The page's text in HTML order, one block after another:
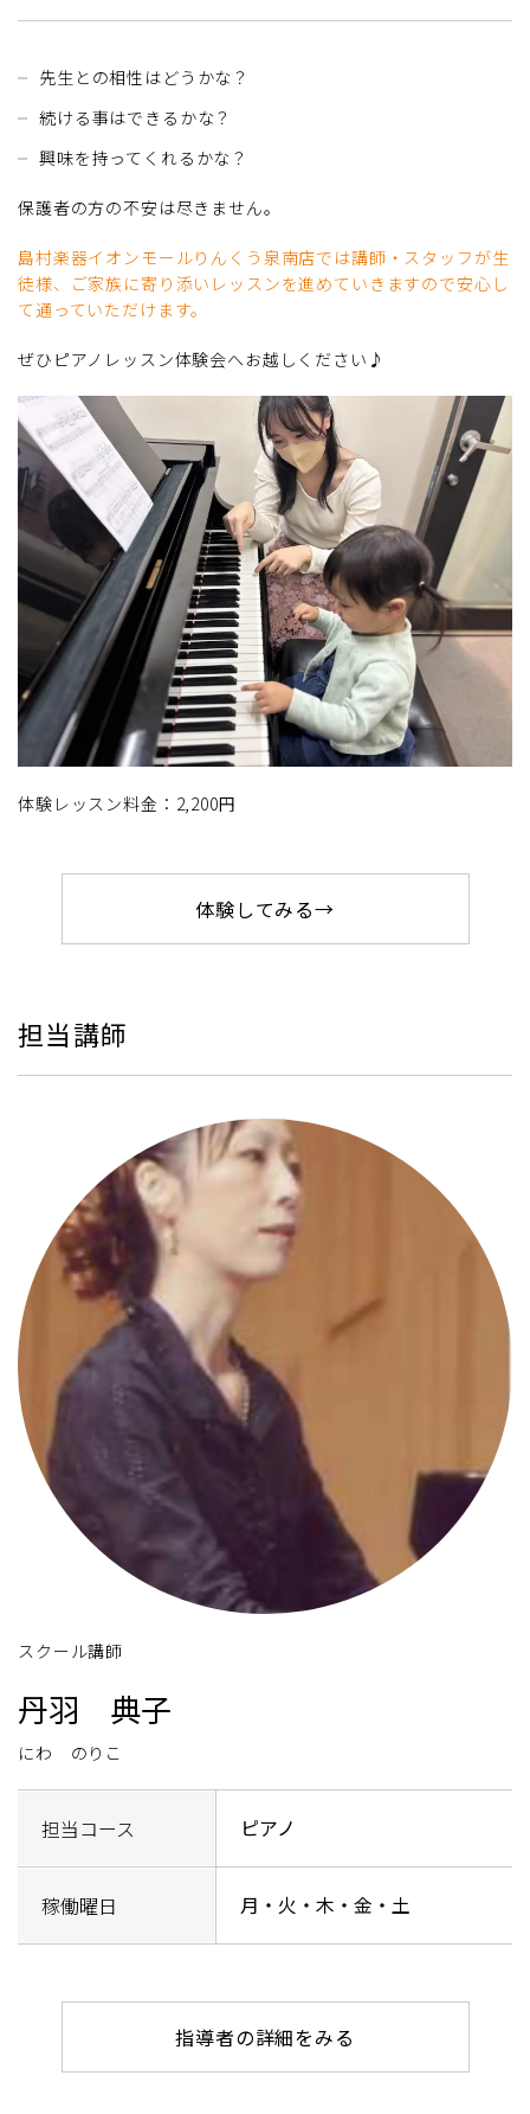
先生との相性はどうかな？
続ける事はできるかな？
興味を持ってくれるかな？
保護者の方の不安は尽きません。
島村楽器イオンモールりんくう泉南店では講師・スタッフが生
徒様、ご家族に寄り添いレッスンを進めていきますので安心し
て通っていただけます。
ぜひピアノレッスン体験会へお越しください♪
体験レッスン料金：2,200円
体験してみる→
担当講師
スクール講師
丹羽 典子
にわ のりこ
担当コース ピアノ
稼働曜日 月・火・木・金・土
指導者の詳細をみる